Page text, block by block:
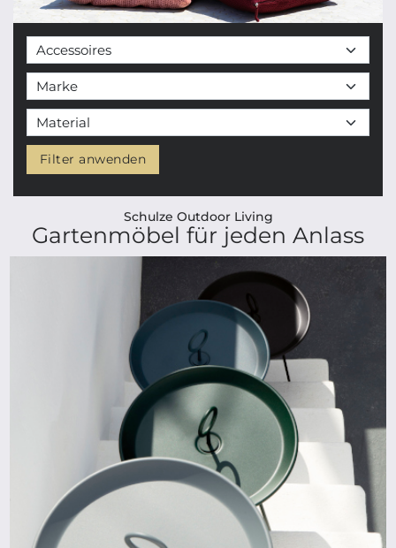
Filter anwenden
Schulze Outdoor Living
Gartenmöbel für jeden Anlass
ab